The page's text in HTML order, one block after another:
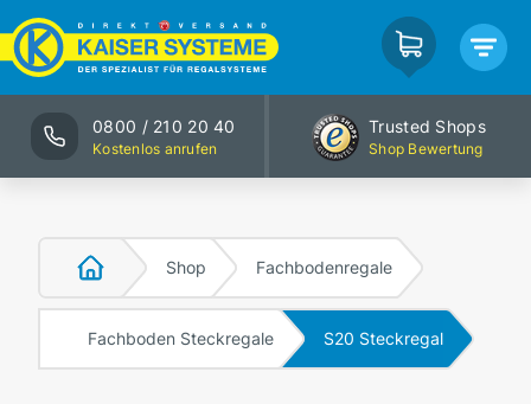
0800 / 210 20 40
Kostenlos anrufen
Trusted Shops
Shop Bewertung
Shop Fachbodenregale
Fachboden Steckregale S20 Steckregal